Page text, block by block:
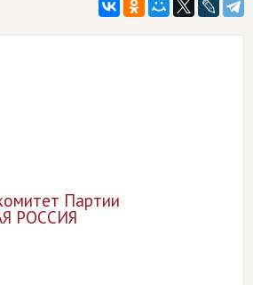
Партии
РОССИЯ